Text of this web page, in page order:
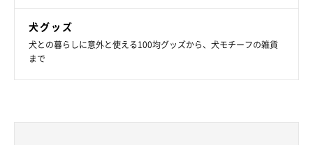
10kgある体でおひざに乗ってこられると重いですが、かわいい
ので許しちゃいます」
また、飼い主さんによると、くぅちゃんは「とてもおしゃべり上
飼い主さん：
犬グッズ
犬との暮らしに意外と使える100均グッズから、犬モチーフの雑貨
まで